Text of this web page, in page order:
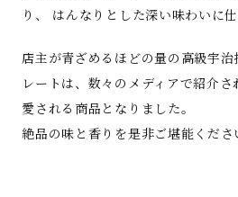
り、 はんなりとした深い味わいに仕
店主が青ざめるほどの量の高級宇
レートは、数々のメディアで紹介
愛される商品となりました。
絶品の味と香りを是非ご堪能くださ